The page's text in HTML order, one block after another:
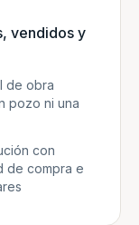
vendidos y
de obra
pozo ni una
con
de compra e